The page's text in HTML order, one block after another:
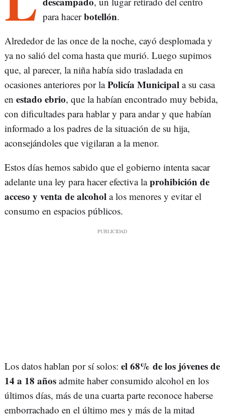
para hacerbotellón.
Alrededor de las once de la noche, cayó desplomada y
ya no salió del coma hasta que murió. Luego supimos
que, al parecer, la niña había sido trasladada en
ocasiones anteriores por laPolicía Municipal a su casa
en estado ebrio, que la habían encontrado muy bebida,
con dificultades para hablar y para andar y que habían
informado a los padres de la situación de su hija,
aconsejándoles que vigilaran a la menor.
Estos días hemos sabido que el gobierno intenta sacar
adelante una ley para hacer efectiva laprohibición de
acceso y venta de alcohol a los menores y evitar el
consumo en espacios públicos.
Los datos hablan por sí solos: el 68% de los jóvenes de
14 a 18 años admite haber consumido alcohol en los
últimos días, más de una cuarta parte reconoce haberse
emborrachado en el último mes y más de la mitad